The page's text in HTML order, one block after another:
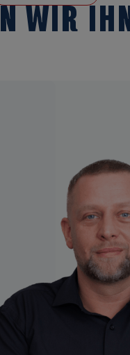
WIR